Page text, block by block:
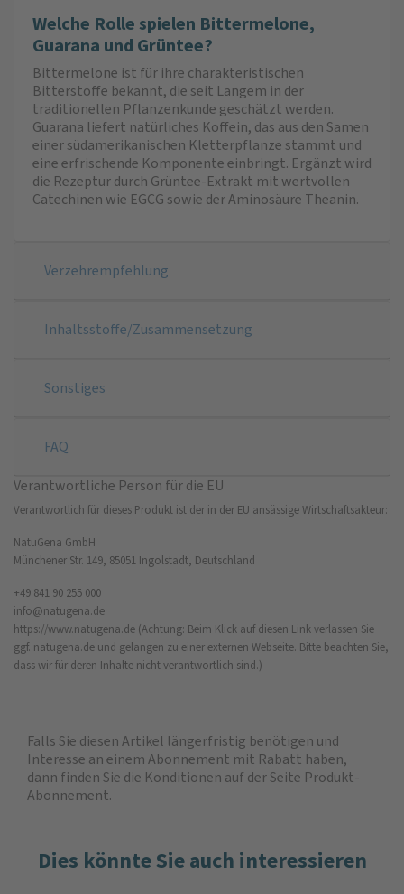
Welche Rolle spielen Bittermelone,
Guarana und Grüntee?
Bittermelone ist für ihre charakteristischen
Bitterstoffe bekannt, die seit Langem in der
traditionellen Pflanzenkunde geschätzt werden.
Guarana liefert natürliches Koffein, das aus den Samen
einer südamerikanischen Kletterpflanze stammt und
eine erfrischende Komponente einbringt. Ergänzt wird
die Rezeptur durch Grüntee-Extrakt mit wertvollen
Catechinen wie EGCG sowie der Aminosäure Theanin.
Verzehrempfehlung
Inhaltsstoffe/Zusammensetzung
Sonstiges
FAQ
Verantwortliche Person für die EU
Verantwortlich für dieses Produkt ist der in der EU ansässige Wirtschaftsakteur:
NatuGena GmbH
Münchener Str. 149, 85051 Ingolstadt, Deutschland
+49 841 90 255 000
info@natugena.de
https://www.natugena.de (Achtung: Beim Klick auf diesen Link verlassen Sie
ggf. natugena.de und gelangen zu einer externen Webseite. Bitte beachten Sie,
dass wir für deren Inhalte nicht verantwortlich sind.)
Falls Sie diesen Artikel längerfristig benötigen und
Interesse an einem Abonnement mit Rabatt haben,
dann finden Sie die Konditionen auf der Seite Produkt-
Abonnement.
Dies könnte Sie auch interessieren